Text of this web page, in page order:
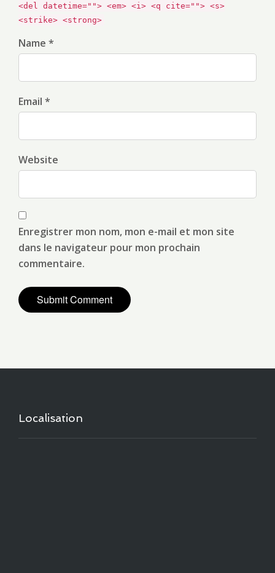
<del datetime=""> <em> <i> <q cite=""> <s>
<strike> <strong>
Name *
Email *
Website
Enregistrer mon nom, mon e-mail et mon site
dans le navigateur pour mon prochain
commentaire.
Localisation